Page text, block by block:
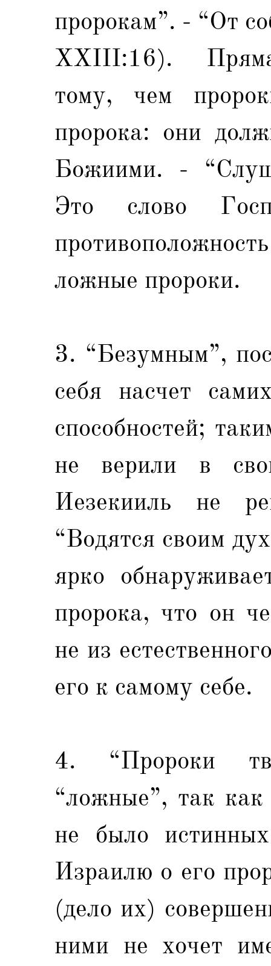
пророкам”. - “От
XXIII:16).
тому, чем
пророка: они
Божиими. -
Это слово
ложные пророки.
3. “Безумным”,
себя насчет
способностей;
не верили в
Иезекииль не
“Водятся своим
ярко
пророка, что он
не из
его к самому себе.
4. “Пророки
“ложные”, так
не было
Израилю о его
(дело их)
ними не хочет